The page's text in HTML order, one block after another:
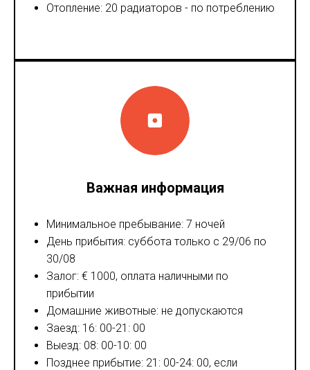
Отопление: 20 радиаторов - по потреблению
Важная информация
Минимальное пребывание: 7 ночей
День прибытия: суббота только с 29/06 по
30/08
Залог: € 1000, оплата наличными по
прибытии
Домашние животные: не допускаются
Заезд: 16: 00-21: 00
Выезд: 08: 00-10: 00
Позднее прибытие: 21: 00-24: 00, если